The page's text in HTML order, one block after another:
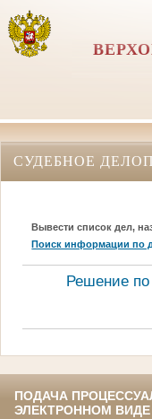
СУДЕБНОЕ
Вывести список дел,
Поиск информации по
Решение
ПОДАЧА
ЭЛЕКТРОННОМ ВИДЕ